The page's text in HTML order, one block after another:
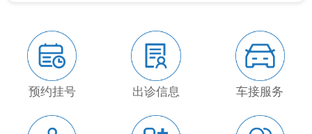
预约挂号 出诊信息 车接服务